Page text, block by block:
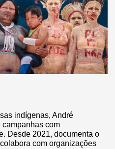
indígenas, André
com
Desde 2021, documenta o
com organizações